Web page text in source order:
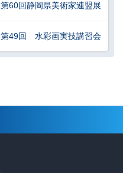
第60回静岡県美術家連盟展
第49回 水彩画実技講習会